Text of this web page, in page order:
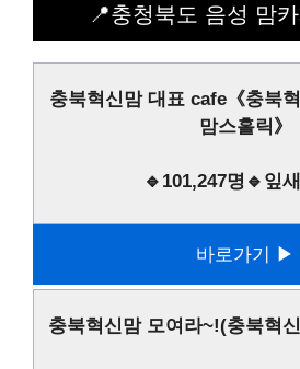
📍충청북도 음성 맘
충북혁신맘 대표 cafe《충북
맘스홀릭》
🔹101,247명🔹잎
바로가기 ▶
충북혁신맘 모여라~!(충북혁